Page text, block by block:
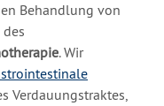
Behandlung von
. Wir
Verdauungstraktes,